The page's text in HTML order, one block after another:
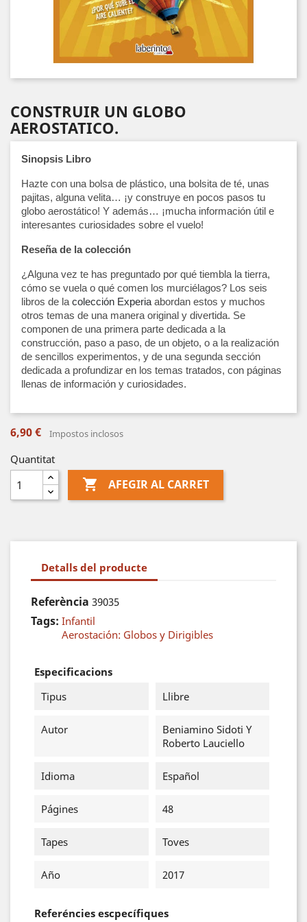
CONSTRUIR UN GLOBO
AEROSTATICO.
Sinopsis Libro
Hazte con una bolsa de plástico, una bolsita de té, unas
pajitas, alguna velita… ¡y construye en pocos pasos tu
globo aerostático! Y además… ¡mucha información útil e
interesantes curiosidades sobre el vuelo!
Reseña de la colección
¿Alguna vez te has preguntado por qué tiembla la tierra,
cómo se vuela o qué comen los murciélagos? Los seis
libros de la colección Experia abordan estos y muchos
otros temas de una manera original y divertida. Se
componen de una primera parte dedicada a la
construcción, paso a paso, de un objeto, o a la realización
de sencillos experimentos, y de una segunda sección
dedicada a profundizar en los temas tratados, con páginas
llenas de información y curiosidades.
6,90 € Impostos inclosos
Quantitat
 AFEGIR AL CARRET
Detalls del producte
Referència 39035
Tags: Infantil
Aerostación: Globos y Dirigibles
Especificacions
Tipus
Llibre
Autor
Beniamino Sidoti Y
Roberto Lauciello
Idioma Español
Págines 48
Tapes Toves
Año 2017
Referéncies escpecífiques